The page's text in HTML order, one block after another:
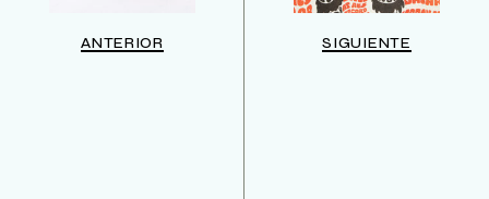
ANTERIOR SIGUIENTE